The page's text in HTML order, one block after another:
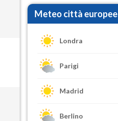
Meteo città europee
Londra
Parigi
Madrid
Berlino